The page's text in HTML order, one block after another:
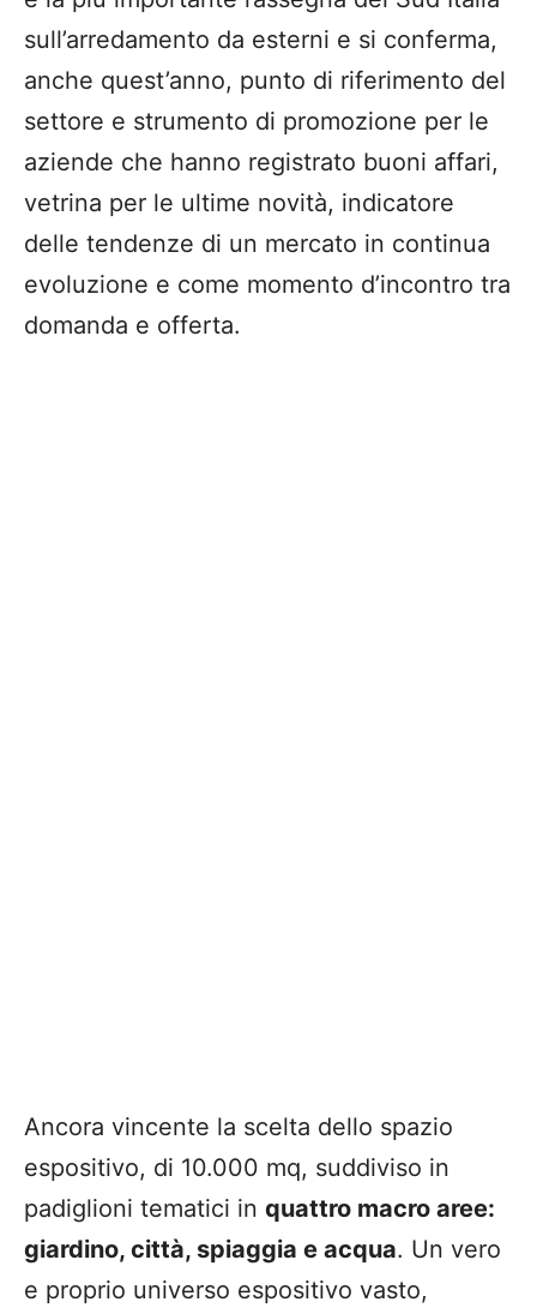
sull’arredamento da esterni e si conferma,
anche quest’anno, punto di riferimento del
settore e strumento di promozione per le
aziende che hanno registrato buoni affari,
vetrina per le ultime novità, indicatore
delle tendenze di un mercato in continua
evoluzione e come momento d’incontro tra
domanda e offerta.
Ancora vincente la scelta dello spazio
espositivo, di 10.000 mq, suddiviso in
padiglioni tematici in quattro macro aree:
giardino, città, spiaggia e acqua. Un vero
e proprio universo espositivo vasto,